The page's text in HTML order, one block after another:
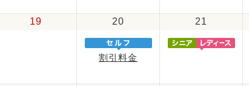
19 20
割引料金
21